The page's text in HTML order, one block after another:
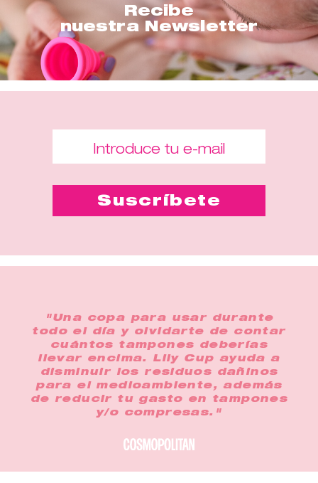
Recibe
nuestra Newsletter
"Una copa para usar durante
todo el día y olvidarte de contar
cuántos tampones deberías
llevar encima. Lily Cup ayuda a
disminuir los residuos dañinos
para el medioambiente, además
de reducir tu gasto en tampones
y/o compresas."